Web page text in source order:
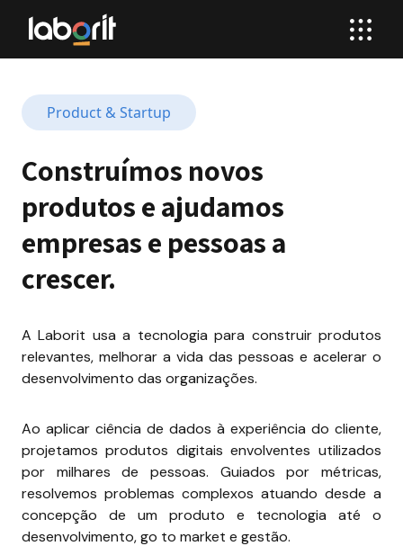
Product & Startup
Construímos novos
produtos e ajudamos
empresas e pessoas a
crescer.
A Laborit usa a tecnologia para construir produtos
relevantes, melhorar a vida das pessoas e acelerar o
desenvolvimento das organizações.
Ao aplicar ciência de dados à experiência do cliente,
projetamos produtos digitais envolventes utilizados
por milhares de pessoas. Guiados por métricas,
resolvemos problemas complexos atuando desde a
concepção de um produto e tecnologia até o
desenvolvimento, go to market e gestão.